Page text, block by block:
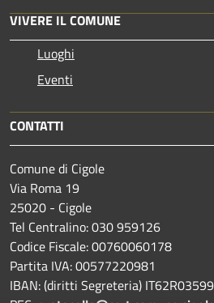
VIVERE IL COMUNE
Luoghi
Eventi
CONTATTI
Comune di Cigole
Via Roma 19
25020 - Cigole
Tel Centralino: 030 959126
Codice Fiscale: 00760060178
Partita IVA: 00577220981
IBAN: (diritti Segreteria)